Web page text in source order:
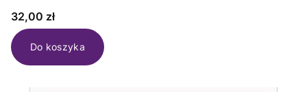
Cena
32,00 zł
Do koszyka